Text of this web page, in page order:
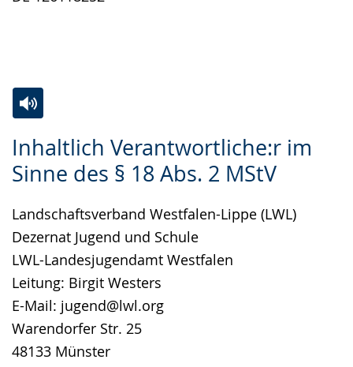
wird
Inhaltlich Verantwortliche:r im
Sinne des § 18 Abs. 2 MStV
Landschaftsverband Westfalen-Lippe (LWL)
Dezernat Jugend und Schule
LWL-Landesjugendamt Westfalen
Leitung: Birgit Westers
E-Mail: jugend@lwl.org
Warendorfer Str. 25
48133 Münster
Leichten
Sprache
Audio-
Unterstützung.
Video
in
Gebärdensprache
wird
angezeigt.